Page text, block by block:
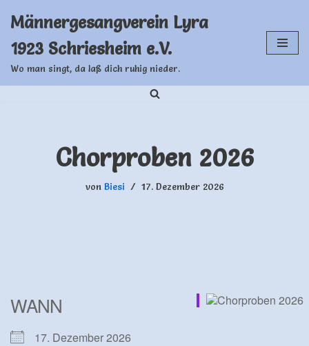
Inhalt
springen
Männergesangverein Lyra
1923 Schriesheim e.V.
Wo man singt, da laß dich ruhig nieder.
Chorproben 2026
von Biesi 17. Dezember 2026
WANN
17. Dezember 2026